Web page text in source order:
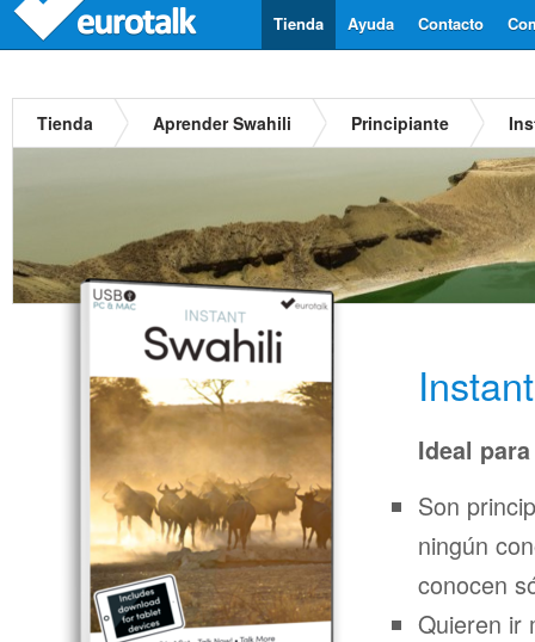
Contacto
Ayuda
Tienda
Tienda Aprender Swahili Principiante
Ideal
Son
ningún
conocen
Quieren ir